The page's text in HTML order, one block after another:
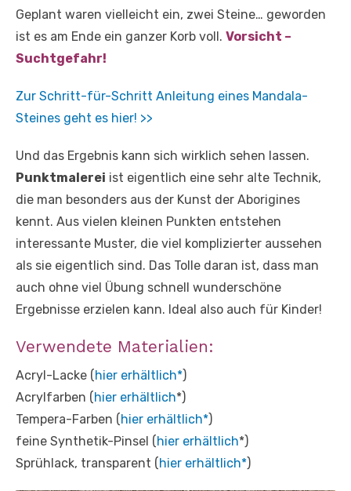
Geplant waren vielleicht ein, zwei Steine… geworden
ist es am Ende ein ganzer Korb voll. Vorsicht –
Suchtgefahr!
Zur Schritt-für-Schritt Anleitung eines Mandala-
Steines geht es hier! >>
Und das Ergebnis kann sich wirklich sehen lassen.
Punktmalerei ist eigentlich eine sehr alte Technik,
die man besonders aus der Kunst der Aborigines
kennt. Aus vielen kleinen Punkten entstehen
interessante Muster, die viel komplizierter aussehen
als sie eigentlich sind. Das Tolle daran ist, dass man
auch ohne viel Übung schnell wunderschöne
Ergebnisse erzielen kann. Ideal also auch für Kinder!
Verwendete Materialien:
Acryl-Lacke ( hier erhältlich*)
Acrylfarben ( hier erhältlich*)
Tempera-Farben ( hier erhältlich*)
feine Synthetik-Pinsel ( hier erhältlich*)
Sprühlack, transparent ( hier erhältlich*)